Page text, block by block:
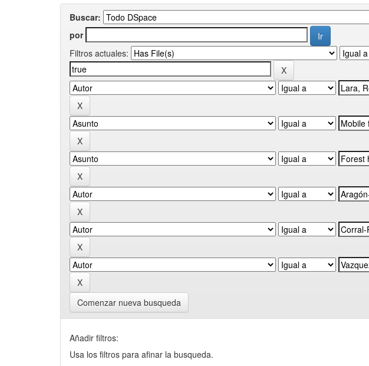
Buscar:
por
Filtros actuales:
Comenzar nueva busqueda
Añadir filtros:
Usa los filtros para afinar la busqueda.